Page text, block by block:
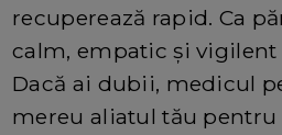
recuperează rapid. Ca
calm, empatic şi vigilent
Dacă ai dubii, medicul
mereu aliatul tău pentru